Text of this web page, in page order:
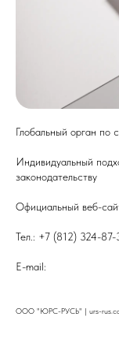
Глобальный орган по
Индивидуальный
законодательству
Официальный веб-
Тел.: +7 (812) 324-87-
E-mail:
ООО "ЮРС-РУСЬ" | urs-